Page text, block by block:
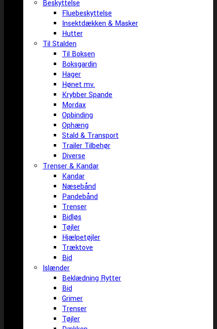
Beskyttelse
Fluebeskyttelse
Insektdækken & Masker
Hutter
Til Stalden
Til Boksen
Boksgardin
Hager
Hønet mv.
Krybber Spande
Mordax
Opbinding
Ophæng
Stald & Transport
Trailer Tilbehør
Diverse
Trenser & Kandar
Kandar
Næsebånd
Pandebånd
Trenser
Bidløs
Tøjler
Hjælpetøjler
Træktove
Bid
Islænder
Beklædning Rytter
Bid
Grimer
Trenser
Tøjler